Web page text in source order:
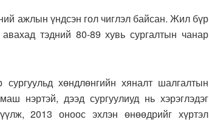
ажлын үндсэн гол чиглэл байсан. Жил бүр
тэдний 80-89 хувь сургалтын чанар
хөндлөнгийн хяналт шалгалтын
нэртэй, дээд сургуулиуд нь хэрэглэдэг
2013 оноос эхлэн өнөөдрийг хүртэл